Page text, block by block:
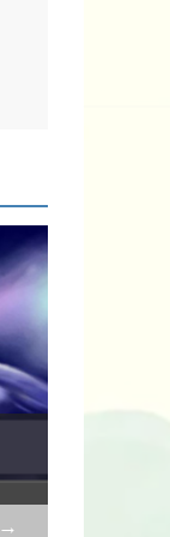
Пісні
→